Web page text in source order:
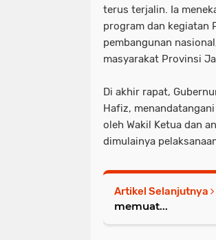
terus terjalin. Ia
program dan kegiatan
pembangunan
masyarakat Provinsi
​Di akhir rapat,
Hafiz,
oleh Wakil Ketua dan
dimulainya
Artikel Selanjutnya
memuat...